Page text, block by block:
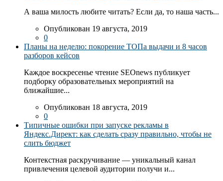
А ваша милость любите читать? Если да, то наша часть...
Опубликован 19 августа, 2019
0
Планы на неделю: покорение ТОПа выдачи и 8 часов
разборов кейсов
Каждое воскресенье чтение SEOnews публикует
подборку образовательных мероприятий на
ближайшие...
Опубликован 18 августа, 2019
0
Типичные ошибки при запуске рекламы в
Яндекс.Директ: как сделать сразу правильно, чтобы не
слить бюджет
Контекстная раскручивание — уникальный канал
привлечения целевой аудитории получи и...